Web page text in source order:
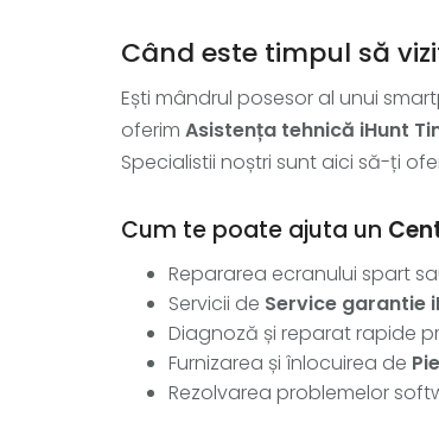
Când este timpul să
Ești mândrul posesor al unui
oferim Asistența tehnică iHunt
Specialistii noștri sunt aici să-ți
Cum te poate ajuta un
Repararea ecranului spart
Servicii de Service garantie
Diagnoză și reparat rapide
Furnizarea și înlocuirea de
Rezolvarea problemelor